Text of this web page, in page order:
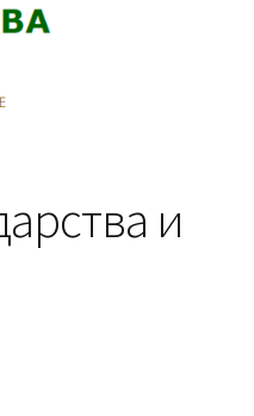
2,5 года
муниципальное
и